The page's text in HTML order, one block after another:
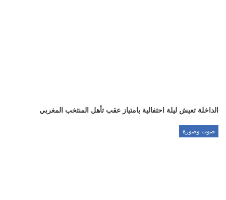
الداخلة تعيش ليلة احتفالية بامتياز عقب تأهل المنتخب المغربي
صوت وصورة